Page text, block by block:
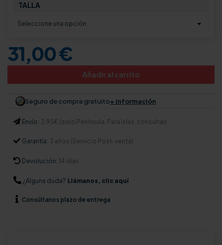
TALLA
31,00 €
Añadir al carrito
Seguro de compra gratuito+ información
Envío: 3,95€ (solo Península. Para Islas, consultar)
Garantía: 3 años (Servicio Post-venta)
Devolución: 14 días
¿Alguna duda? Llámanos, clic aquí
Consúltanos plazo de entrega